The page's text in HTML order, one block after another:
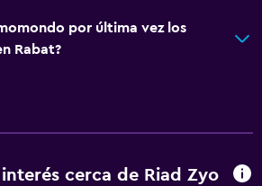
por última vez los
Rabat?
interés cerca de Riad Zyo